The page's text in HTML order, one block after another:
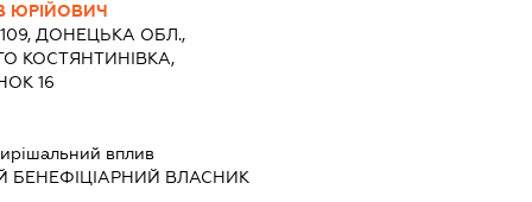
ЮРІЙОВИЧ
ДОНЕЦЬКА ОБЛ.,
КОСТЯНТИНІВКА,
16
вплив
БЕНЕФІЦІАРНИЙ ВЛАСНИК